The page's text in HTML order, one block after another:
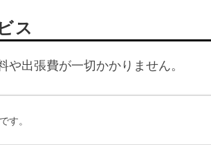
ス
出張費が一切かかりません。
す。